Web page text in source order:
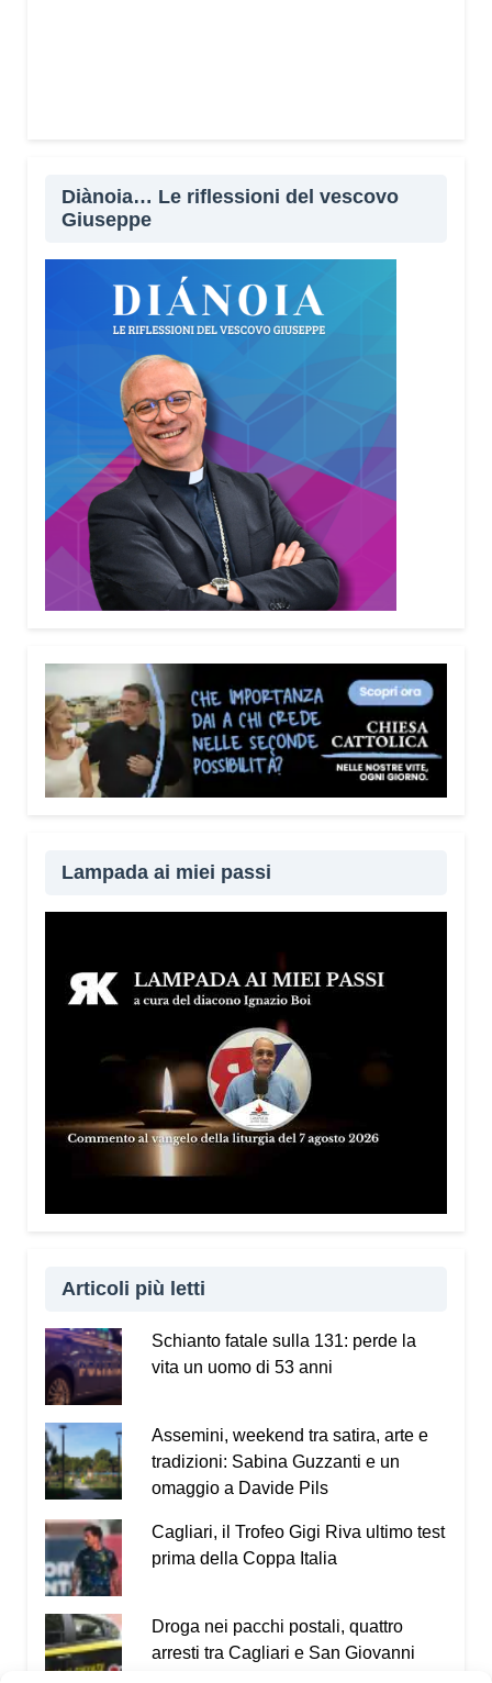
Diànoia… Le riflessioni del vescovo
Giuseppe
Lampada ai miei passi
Articoli più letti
Schianto fatale sulla 131: perde la
vita un uomo di 53 anni
Assemini, weekend tra satira, arte e
tradizioni: Sabina Guzzanti e un
omaggio a Davide Pils
Cagliari, il Trofeo Gigi Riva ultimo test
prima della Coppa Italia
Droga nei pacchi postali, quattro
arresti tra Cagliari e San Giovanni